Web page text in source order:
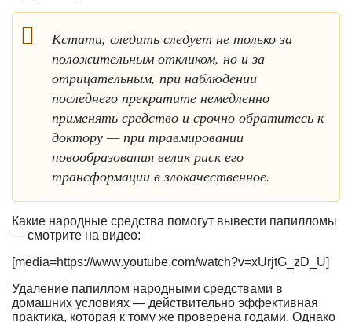
Кстати, следить следует не только за
положительным откликом, но и за
отрицательным, при наблюдении
последнего прекратите немедленно
применять средство и срочно обратитесь к
доктору — при травмировании
новообразования велик риск его
трансформации в злокачественное.
Какие народные средства помогут вывести папилломы
— смотрите на видео:
[media=https://www.youtube.com/watch?v=xUrjtG_zD_U]
Удаление папиллом народными средствами в
домашних условиях — действительно эффективная
практика, которая к тому же проверена годами. Однако